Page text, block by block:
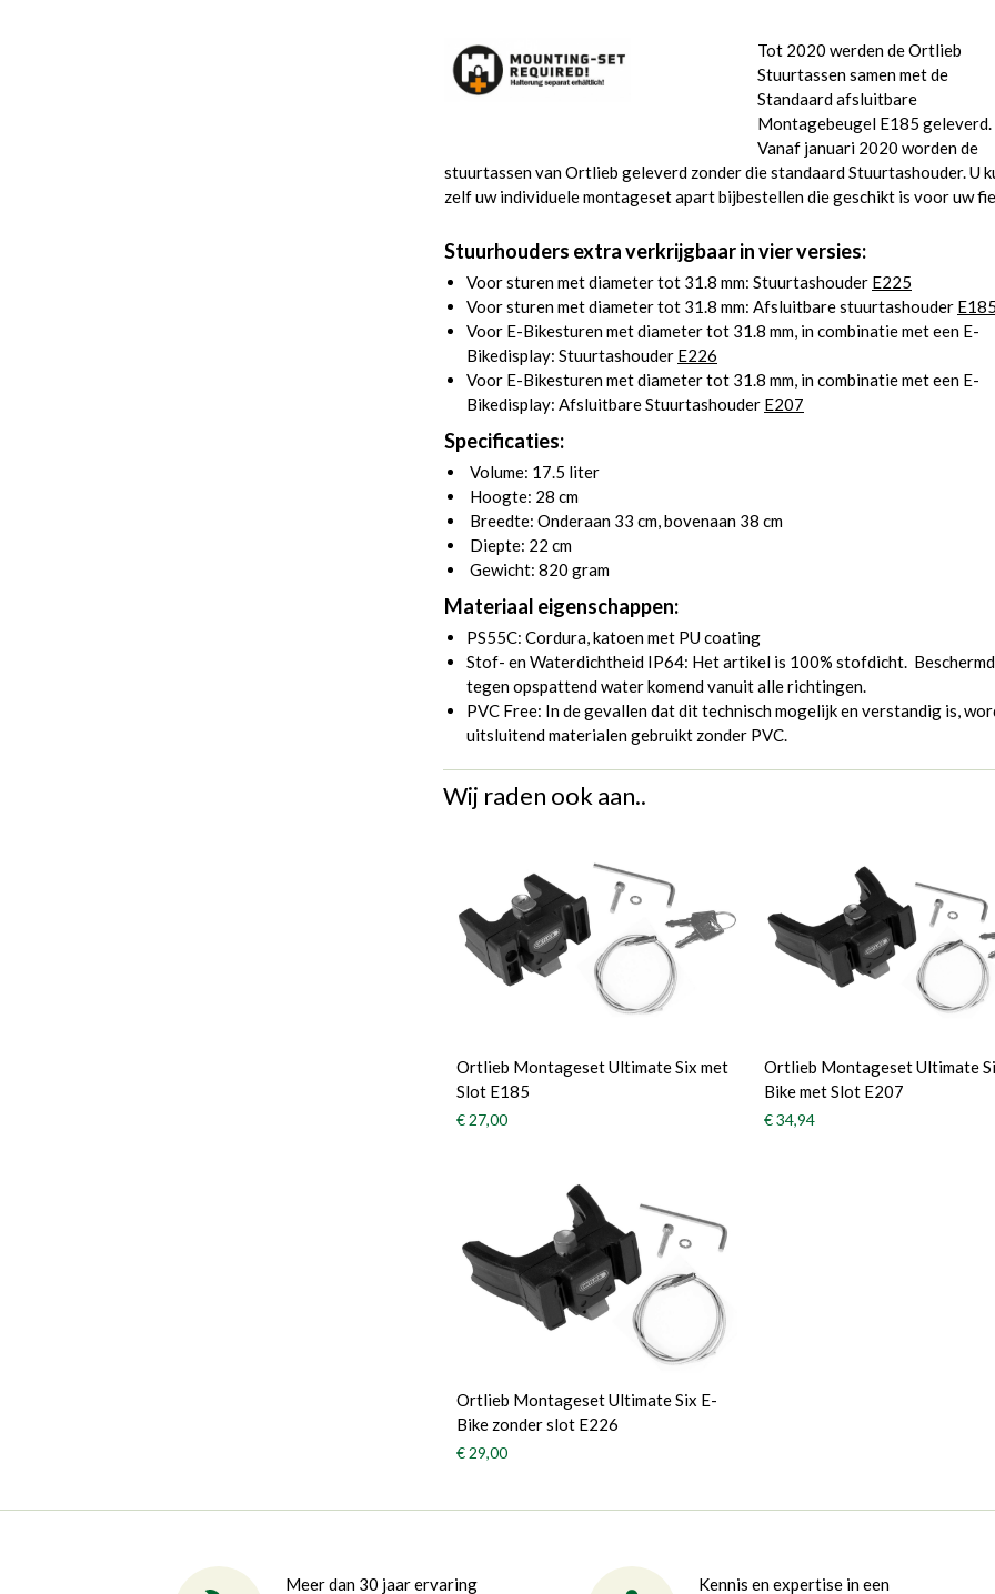
Tot 2020 werden de Ortlieb
Stuurtassen samen met de
Standaard afsluitbare
Montagebeugel E185 geleverd.
Vanaf januari 2020 worden de
stuurtassen van Ortlieb geleverd zonder die standaard Stuurtashouder. U
zelf uw individuele montageset apart bijbestellen die geschikt is voor uw
Stuurhouders extra verkrijgbaar in vier versies:
Voor sturen met diameter tot 31.8 mm: Stuurtashouder E225
Voor sturen met diameter tot 31.8 mm: Afsluitbare stuurtashouder E185
Voor E-Bikesturen met diameter tot 31.8 mm, in combinatie met een E-
Bikedisplay: Stuurtashouder E226
Voor E-Bikesturen met diameter tot 31.8 mm, in combinatie met een E-
Bikedisplay: Afsluitbare Stuurtashouder E207
Specificaties:
Volume: 17.5 liter
Hoogte: 28 cm
Breedte: Onderaan 33 cm, bovenaan 38 cm
Diepte: 22 cm
Gewicht: 820 gram
Materiaal eigenschappen:
PS55C: Cordura, katoen met PU coating
Stof- en Waterdichtheid IP64: Het artikel is 100% stofdicht. Beschermd
tegen opspattend water komend vanuit alle richtingen.
PVC Free: In de gevallen dat dit technisch mogelijk en verstandig is,
uitsluitend materialen gebruikt zonder PVC.
Wij raden ook aan..
Ortlieb Montageset Ultimate Six met
Slot E185
€ 27,00
Ortlieb Montageset Ultimate
Bike met Slot E207
€ 34,94
Ortlieb Montageset Ultimate Six E-
Bike zonder slot E226
€ 29,00
Meer dan 30 jaar ervaring Kennis en expertise in een